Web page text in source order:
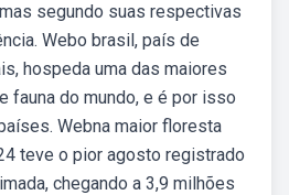
segundo suas respectivas
Webo brasil, país de
hospeda uma das maiores
fauna do mundo, e é por isso
Webna maior floresta
teve o pior agosto registrado
chegando a 3,9 milhões